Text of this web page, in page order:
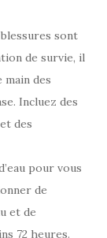
sont
de survie, il
des
Incluez des
des
pour vous
de
et de
72 heures.